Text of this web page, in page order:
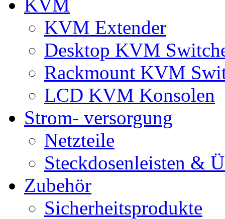
KVM
KVM Extender
Desktop KVM
Rackmount KVM
LCD KVM Konsolen
Strom- versorgung
Netzteile
Steckdosenleisten &
Zubehör
Sicherheitsprodukte